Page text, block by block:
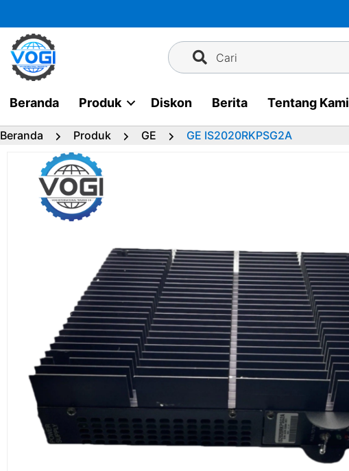
ke
konten
Cari
Beranda Produk Diskon Berita Tentang Kami
Beranda Produk GE GE IS2020RKPSG2A